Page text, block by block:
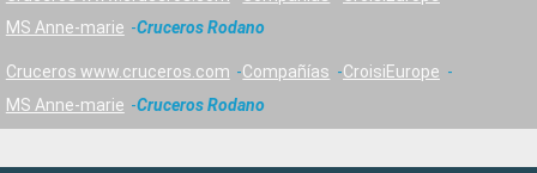
MS Anne-marie
Cruceros Rodano
Cruceros www.cruceros.com Compañías
CroisiEurope
MS Anne-marie
Cruceros Rodano